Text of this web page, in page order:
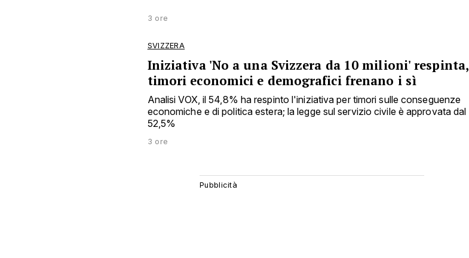
3 ore
SVIZZERA
Iniziativa 'No a una Svizzera da 10 milioni' respinta,
timori economici e demografici frenano i sì
Analisi VOX, il 54,8% ha respinto l'iniziativa per timori sulle conseguenze
economiche e di politica estera; la legge sul servizio civile è approvata dal
52,5%
3 ore